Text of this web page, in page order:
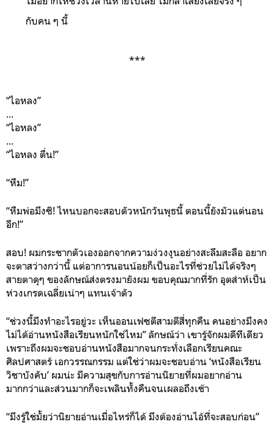
กับคน ๆ นี้
***
“ไอหลง”
...
“ไอหลง”
...
“ไอหลง ตื่น!”
“หืม!”
“หืมพ่อมึงซิ! ไหนบอกจะสอบตัวหนักวันพุธนี้ ตอนนี้ยังมัวแต่นอน
อีก!”
สอบ! ผมกระชากตัวเองออกจากความง่วงงุนอย่างสะลึมสะลือ อยาก
จะตาสว่างกว่านี้ แต่อาการนอนน้อยก็เป็นอะไรที่ช่วยไม่ได้จริงๆ
สายตาดุๆ ของลักษณ์ส่งตรงมายังผม ขอบคุณมากที่รัก อุตส่าห์เป็น
ห่วงเกรดเฉลี่ยเน่าๆ แทนเจ้าตัว
“ช่วงนี้มึงทำอะไรอยู่วะ เห็นออนเฟซตีสามตีสี่ทุกคืน คนอย่างมึงคง
ไม่ได้อ่านหนังสือเรียนหนักใช่ไหม” ลักษณ์ว่า เขารู้จักผมดีทีเดียว
เพราะถึงผมจะชอบอ่านหนังสือมากจนกระทั่งเลือกเรียนคณะ
ศิลปศาสตร์ เอกวรรณกรรม แต่ใช่ว่าผมจะชอบอ่าน ‘หนังสือเรียน
วิชาบังคับ’ ผมน่ะ มีความสุขกับการอ่านนิยายที่ผมอยากอ่าน
มากกว่าและส่วนมากก็จะเพลินทั้งคืนจนเผลอถึงเช้า
“มึงรู้ใช่มั้ยว่านิยายอ่านเมื่อไหร่ก็ได้ มึงต้องอ่านไอ้ที่จะสอบก่อน”